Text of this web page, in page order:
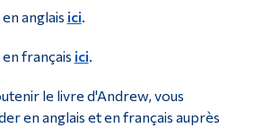
anglais ici
français ici
le livre d'Andrew, vous
en anglais et en français auprès